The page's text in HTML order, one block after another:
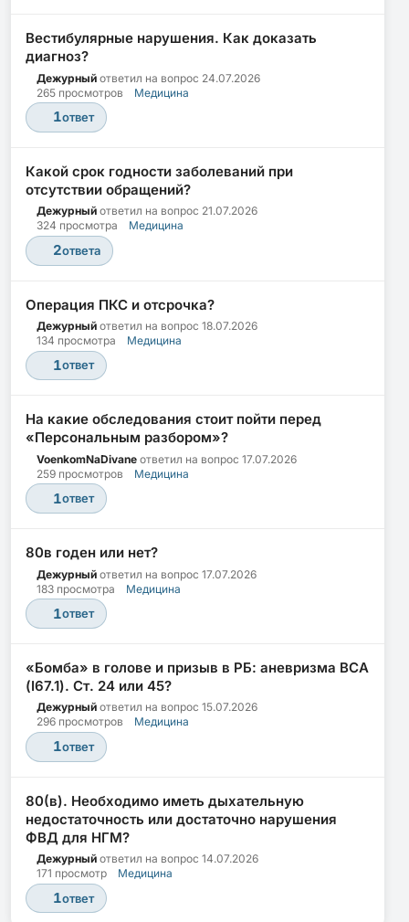
Вестибулярные нарушения. Как доказать
диагноз?
Дежурный ответил на вопрос 24.07.2026
265 просмотров
Медицина
1ответ
Какой срок годности заболеваний при
отсутствии обращений?
Дежурный ответил на вопрос 21.07.2026
324 просмотра
Медицина
2ответа
Операция ПКС и отсрочка?
Дежурный ответил на вопрос 18.07.2026
134 просмотра
Медицина
1ответ
На какие обследования стоит пойти перед
«Персональным разбором»?
VoenkomNaDivane ответил на вопрос 17.07.2026
259 просмотров
Медицина
1ответ
80в годен или нет?
Дежурный ответил на вопрос 17.07.2026
183 просмотра
Медицина
1ответ
«Бомба» в голове и призыв в РБ: аневризма ВСА
(I67.1). Ст. 24 или 45?
Дежурный ответил на вопрос 15.07.2026
296 просмотров
Медицина
1ответ
80(в). Необходимо иметь дыхательную
недостаточность или достаточно нарушения
ФВД для НГМ?
Дежурный ответил на вопрос 14.07.2026
171 просмотр
Медицина
1ответ